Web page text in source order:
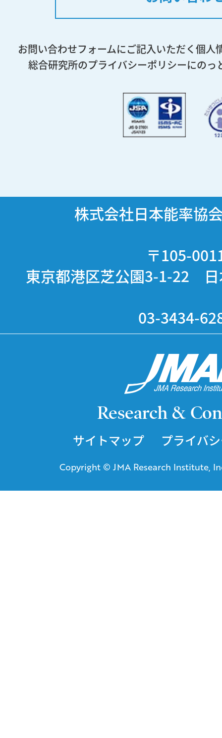
お問い合わせフォームにご記入いただく個人
総合研究所のプライバシーポリシーにのっ
株式会社日本能率協
〒105-
東京都港区芝公園3-1-22 日
03-3434-
Research &
サイトマップ プライバ
Copyright © JMA Research Institute,